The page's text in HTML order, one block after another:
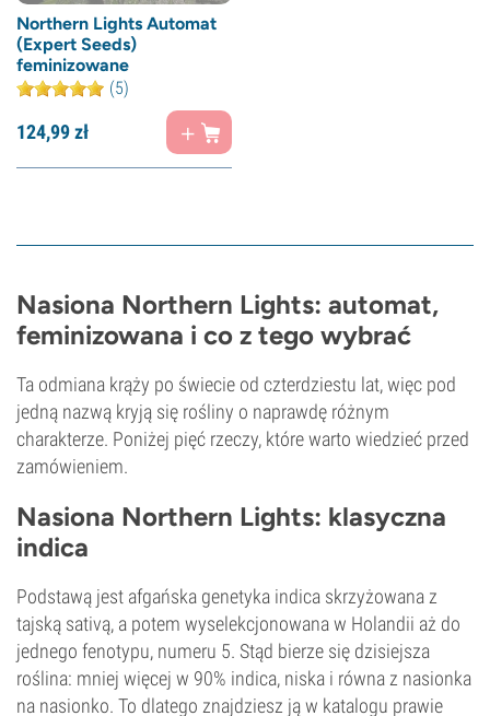
Northern Lights Automat
(Expert Seeds)
feminizowane
(5)
124,99zł
Nasiona Northern Lights: automat,
feminizowana i co z tego wybrać
Ta odmiana krąży po świecie od czterdziestu lat, więc pod
jedną nazwą kryją się rośliny o naprawdę różnym
charakterze. Poniżej pięć rzeczy, które warto wiedzieć przed
zamówieniem.
Nasiona Northern Lights: klasyczna
indica
Podstawą jest afgańska genetyka indica skrzyżowana z
tajską sativą, a potem wyselekcjonowana w Holandii aż do
jednego fenotypu, numeru 5. Stąd bierze się dzisiejsza
roślina: mniej więcej w 90% indica, niska i równa z nasionka
na nasionko. To dlatego znajdziesz ją w katalogu prawie